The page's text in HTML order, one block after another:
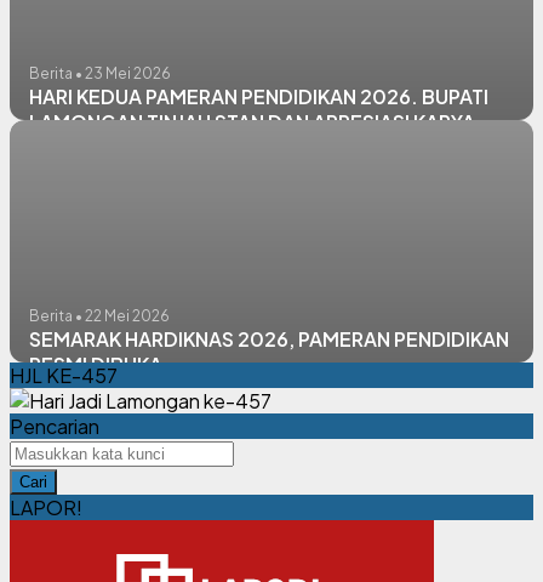
Berita • 23 Mei 2026
HARI KEDUA PAMERAN PENDIDIKAN 2026. BUPATI
LAMONGAN TINJAU STAN DAN APRESIASI KARYA
Berita • 22 Mei 2026
SEMARAK HARDIKNAS 2026, PAMERAN PENDIDIKAN
RESMI DIBUKA
HJL KE-457
Pencarian
Cari
LAPOR!